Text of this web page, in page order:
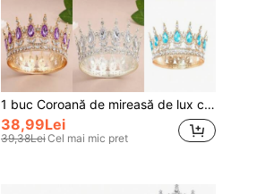
1 buc Coroană de mireasă de lux cu diamant și cristal, tiară elegantă placată cu aur KC din aliaj de zinc, pentru ziua de naștere, nuntă, petrecere, cadou pentru prietenă
38,99Lei
39,38LeiCel mai mic pret